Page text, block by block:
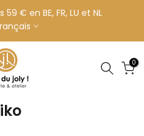
€ en BE, FR, LU et NL
0